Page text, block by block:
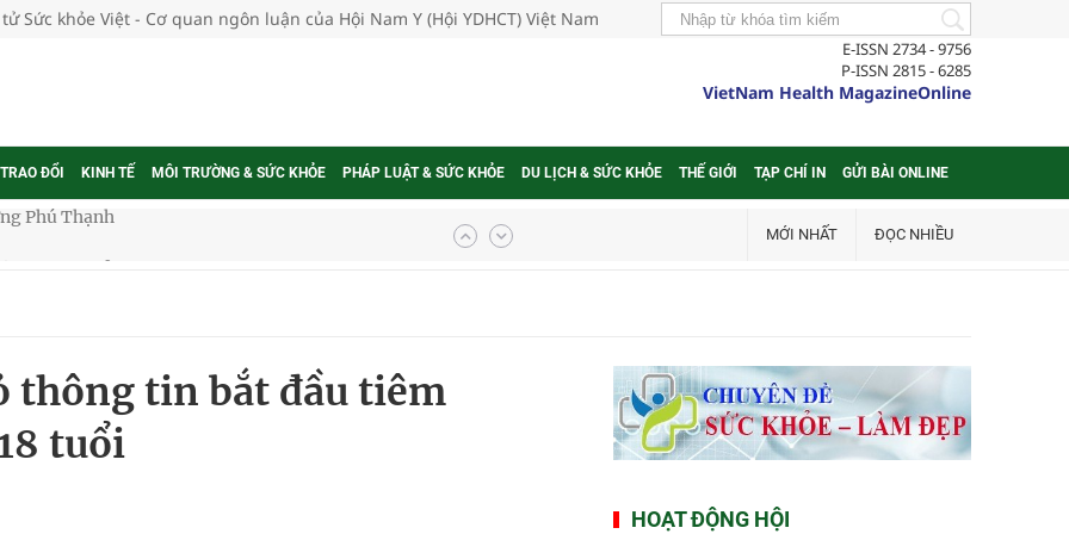
Sức khỏe Việt - Cơ quan ngôn luận của Hội Nam Y (Hội YDHCT) Việt Nam
E-ISSN 2734 - 9756
P-ISSN 2815 - 6285
VietNam Health MagazineOnline
ĐỔI KINH TẾ MÔI TRƯỜNG & SỨC KHỎE PHÁP LUẬT & SỨC KHỎE DU LỊCH & SỨC KHỎE THẾ GIỚI TẠP CHÍ IN GỬI BÀI ONLINE
nhiệt độ cao nhất 35 độ
khám sàng lọc cho người dân
MỚI NHẤT ĐỌC NHIỀU
thông tin bắt đầu tiêm
tuổi
HOẠT ĐỘNG HỘI